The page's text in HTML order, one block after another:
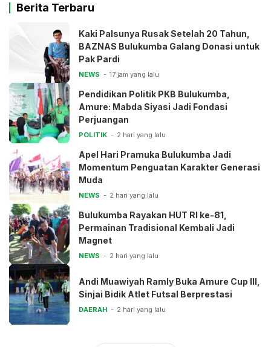
Berita Terbaru
Kaki Palsunya Rusak Setelah 20 Tahun,
BAZNAS Bulukumba Galang Donasi untuk
Pak Pardi
NEWS 17 jam yang lalu
Pendidikan Politik PKB Bulukumba,
Amure: Mabda Siyasi Jadi Fondasi
Perjuangan
POLITIK 2 hari yang lalu
Apel Hari Pramuka Bulukumba Jadi
Momentum Penguatan Karakter Generasi
Muda
NEWS 2 hari yang lalu
Bulukumba Rayakan HUT RI ke-81,
Permainan Tradisional Kembali Jadi
Magnet
NEWS 2 hari yang lalu
Andi Muawiyah Ramly Buka Amure Cup III,
Sinjai Bidik Atlet Futsal Berprestasi
DAERAH 2 hari yang lalu